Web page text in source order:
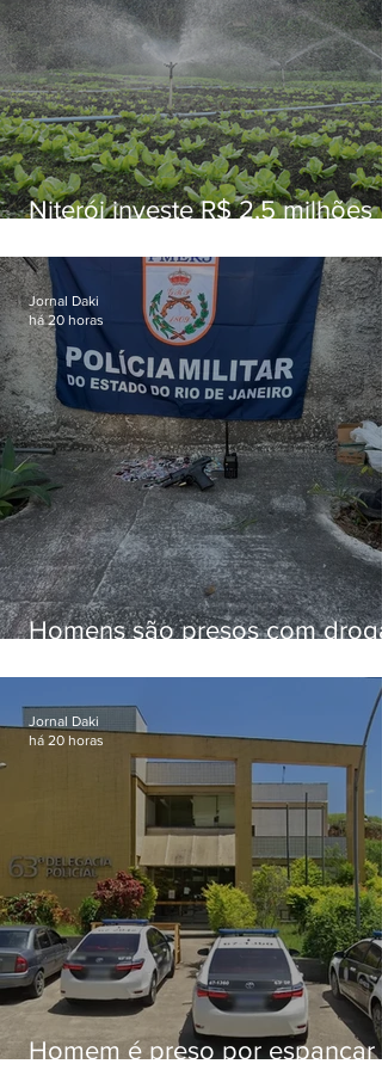
Niterói investe R$ 2,5 milhões
familiar para merenda escolar
Homens são presos com
Jornal Daki
há 20 horas
Homem é preso por espancar
Jornal Daki
há 20 horas